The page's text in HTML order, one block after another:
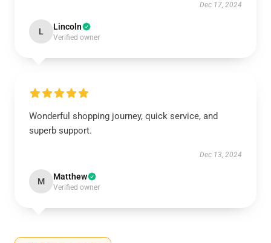
Dec 17, 2024
L Lincoln
Verified owner
Wonderful shopping journey, quick service, and
superb support.
Dec 13, 2024
M Matthew
Verified owner